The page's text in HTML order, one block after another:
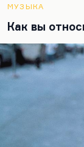
МУЗЫКА
Как вы